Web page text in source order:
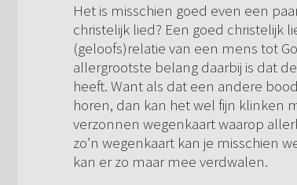
Het is misschien goed even een
christelijk lied? Een goed christelijk
(geloofs)relatie van een mens tot
allergrootste belang daarbij is dat
heeft. Want als dat een andere
horen, dan kan het wel fijn klinken
verzonnen wegenkaart waarop
zo’n wegenkaart kan je misschien
kan er zo maar mee verdwalen.